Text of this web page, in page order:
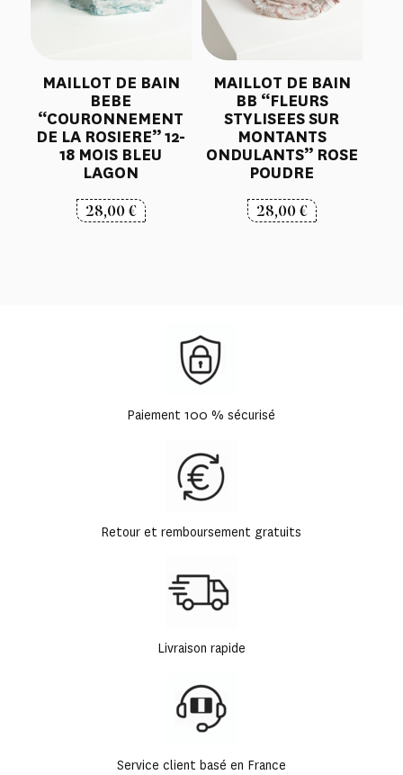
MAILLOT DE BAIN
BEBE
“COURONNEMENT
DE LA ROSIERE” 12-
18 MOIS BLEU
LAGON
28,00€
MAILLOT DE BAIN
BB “FLEURS
STYLISEES SUR
MONTANTS
ONDULANTS” ROSE
POUDRE
28,00€
Paiement 100 % sécurisé
Retour et remboursement gratuits
Livraison rapide
Service client basé en France